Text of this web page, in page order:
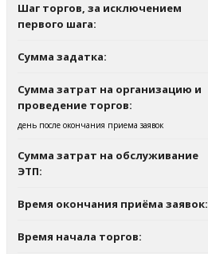
Шаг торгов, за исключением
первого шага:
Сумма задатка:
Сумма затрат на организацию и
проведение торгов:
день после окончания приема заявок
Сумма затрат на обслуживание
ЭТП:
Время окончания приёма заявок:
Время начала торгов: